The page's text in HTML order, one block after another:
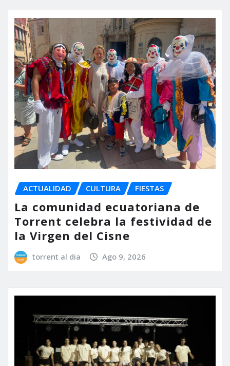
ACTUALIDAD CULTURA FIESTAS
La comunidad ecuatoriana de
Torrent celebra la festividad de
la Virgen del Cisne
torrent al dia Ago 9, 2026